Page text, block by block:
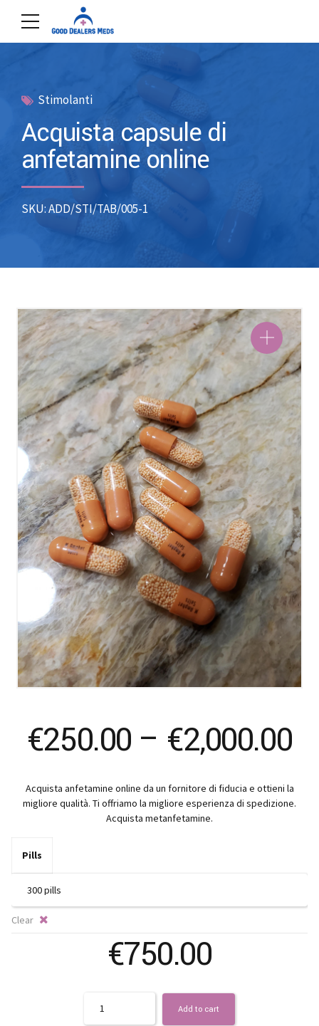
Stimolanti
Acquista capsule di
anfetamine online
SKU: ADD/STI/TAB/005-1
€250.00 – €2,000.00
Acquista anfetamine online da un fornitore di fiducia e ottieni la
migliore qualità. Ti offriamo la migliore esperienza di spedizione.
Acquista metanfetamine.
Pills
Clear
€750.00
Add to cart